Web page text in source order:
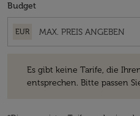
Budget
EUR
Es gibt keine Tarife, die
entsprechen. Bitte passen